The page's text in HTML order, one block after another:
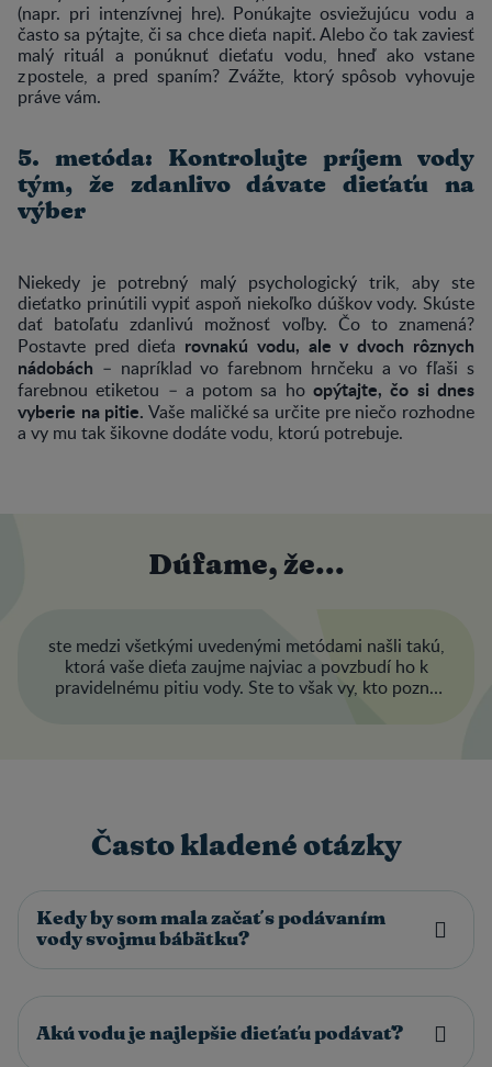
(napr. pri intenzívnej hre). Ponúkajte osviežujúcu vodu a
často sa pýtajte, či sa chce dieťa napiť. Alebo čo tak zaviesť
malý rituál a ponúknuť dieťaťu vodu, hneď ako vstane
z postele, a pred spaním? Zvážte, ktorý spôsob vyhovuje
práve vám.
5. metóda: Kontrolujte príjem vody
tým, že zdanlivo dávate dieťaťu na
výber
Niekedy je potrebný malý psychologický trik, aby ste
dieťatko prinútili vypiť aspoň niekoľko dúškov vody. Skúste
dať batoľaťu zdanlivú možnosť voľby. Čo to znamená?
Postavte pred dieťa rovnakú vodu, ale v dvoch rôznych
nádobách – napríklad vo farebnom hrnčeku a vo fľaši s
farebnou etiketou – a potom sa hoopýtajte, čo si dnes
vyberie na pitie. Vaše maličké sa určite pre niečo rozhodne
a vy mu tak šikovne dodáte vodu, ktorú potrebuje.
Dúfame, že...
ste medzi všetkými uvedenými metódami našli takú,
ktorá vaše dieťa zaujme najviac a povzbudí ho k
pravidelnému pitiu vody. Ste to však vy, kto pozná
Často kladené otázky
Kedy by som mala začať s podávaním
vody svojmu bábätku?
Akú vodu je najlepšie dieťaťu podávať?